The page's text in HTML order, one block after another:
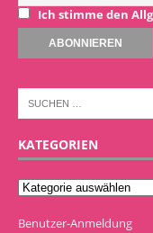
Ich stimme den
KATEGORIEN
Benutzer-Anmeldung